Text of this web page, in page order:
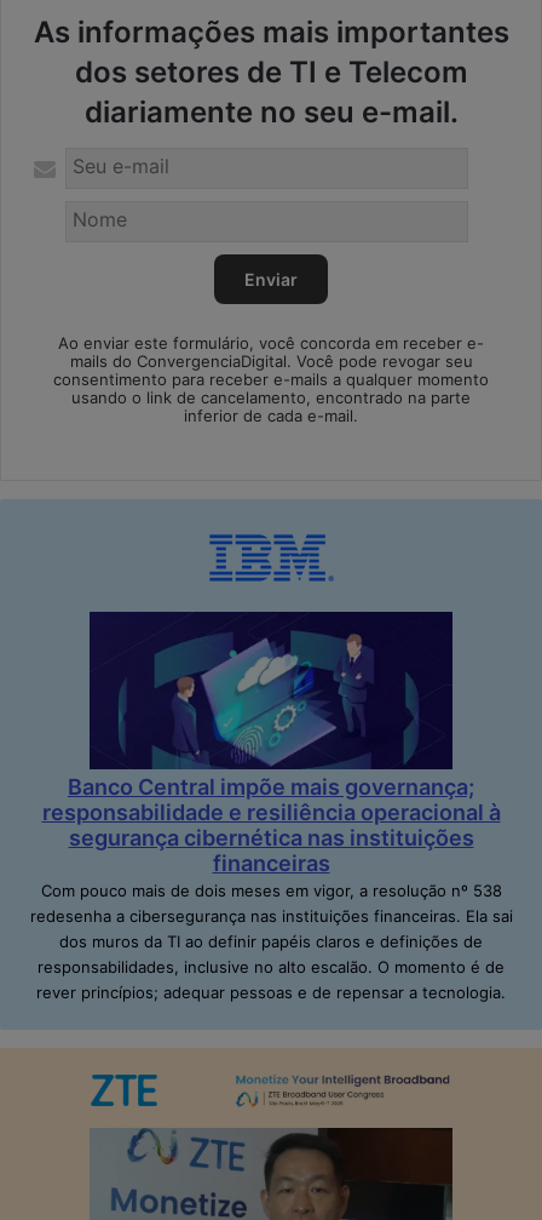
As informações mais importantes
dos setores de TI e Telecom
diariamente no seu e-mail.
Ao enviar este formulário, você concorda em receber e-
mails do ConvergenciaDigital. Você pode revogar seu
consentimento para receber e-mails a qualquer momento
usando o link de cancelamento, encontrado na parte
inferior de cada e-mail.
Banco Central impõe mais governança;
responsabilidade e resiliência operacional à
segurança cibernética nas instituições
financeiras
Com pouco mais de dois meses em vigor, a resolução nº 538
redesenha a cibersegurança nas instituições financeiras. Ela sai
dos muros da TI ao definir papéis claros e definições de
responsabilidades, inclusive no alto escalão. O momento é de
rever princípios; adequar pessoas e de repensar a tecnologia.